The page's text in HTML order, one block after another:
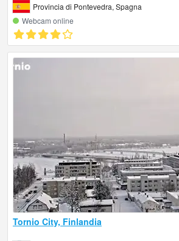
Provincia di Pontevedra, Spagna
Webcam online
Tornio City, Finlandia